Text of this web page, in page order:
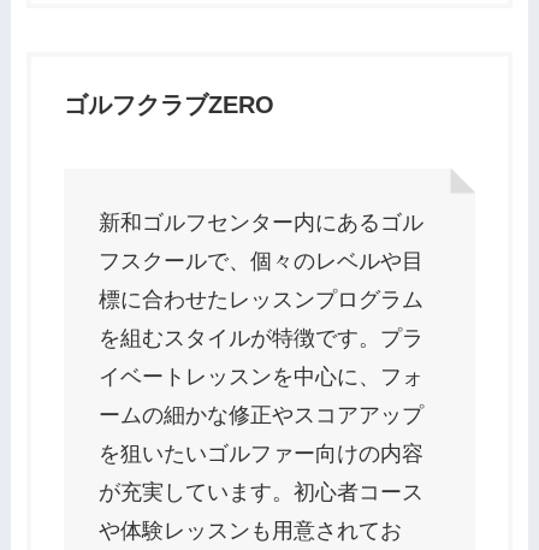
ゴルフクラブZERO
新和ゴルフセンター内にあるゴル
フスクールで、個々のレベルや目
標に合わせたレッスンプログラム
を組むスタイルが特徴です。プラ
イベートレッスンを中心に、フォ
ームの細かな修正やスコアアップ
を狙いたいゴルファー向けの内容
が充実しています。初心者コース
や体験レッスンも用意されてお